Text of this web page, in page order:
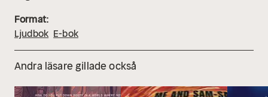
Format:
Ljudbok E-bok
Andra läsare gillade också